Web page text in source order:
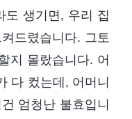
도 생기면, 우리 집
드렸습니다. 그토
지 몰랐습니다. 어
다 컸는데, 어머니
엄청난 불효입니